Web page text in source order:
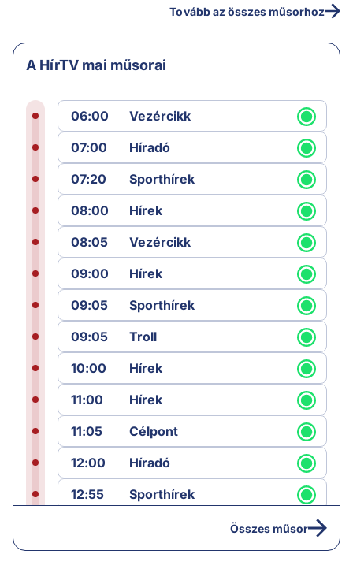
Tovább az összes műsorhoz
A HírTV mai műsorai
06:00
Vezércikk
07:00
Híradó
07:20
Sporthírek
08:00
Hírek
08:05
Vezércikk
09:00
Hírek
09:05
Sporthírek
09:05
Troll
10:00
Hírek
11:00
Hírek
11:05
Célpont
12:00
Híradó
12:55
Sporthírek
Összes műsor